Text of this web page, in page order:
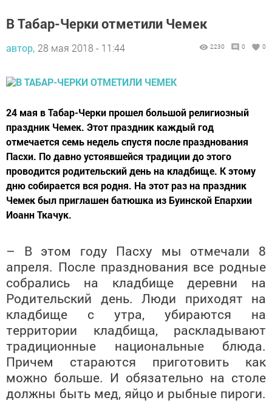
В Табар-Черки отметили Чемек
автор, 28 мая 2018 - 11:44 2230 0 0
24 мая в Табар-Черки прошел большой религиозный
праздник Чемек. Этот праздник каждый год
отмечается семь недель спустя после празднования
Пасхи. По давно устоявшейся традиции до этого
проводится родительский день на кладбище. К этому
дню собирается вся родня. На этот раз на праздник
Чемек был приглашен батюшка из Буинской Епархии
Иоанн Ткачук.
– В этом году Пасху мы отмечали 8
апреля. После празднования все родные
собрались на кладбище деревни на
Родительский день. Люди приходят на
кладбище с утра, убираются на
территории кладбища, раскладывают
традиционные национальные блюда.
Причем стараются приготовить как
можно больше. И обязательно на столе
должны быть мед, яйцо и рыбные пироги.